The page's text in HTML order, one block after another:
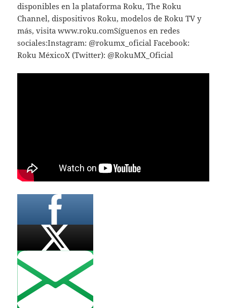
disponibles en la plataforma Roku, The Roku
Channel, dispositivos Roku, modelos de Roku TV y
más, visita www.roku.comSíguenos en redes
sociales:Instagram: @rokumx_oficial Facebook:
Roku MéxicoX (Twitter): @RokuMX_Oficial